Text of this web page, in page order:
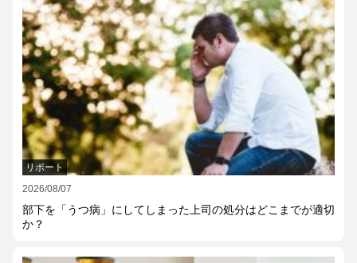
リポート
2026/08/07
部下を「うつ病」にしてしまった上司の処分はどこまでが適切
か？